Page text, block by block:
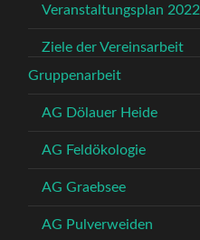
Veranstaltungsplan 2022
Ziele der Vereinsarbeit
Gruppenarbeit
AG Dölauer Heide
AG Feldökologie
AG Graebsee
AG Pulverweiden